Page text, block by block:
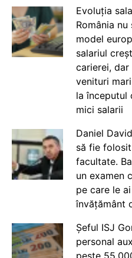
Evoluția
România
model
salariul
carierei,
venituri
la începutul
mici salarii
Daniel
să fie
facultate.
un examen
pe care le
învățământ
Șeful ISJ
personal
peste